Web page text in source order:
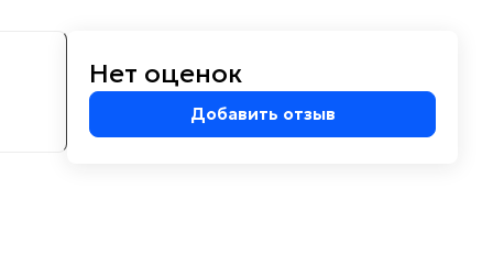
Нет оценок
Добавить отзыв